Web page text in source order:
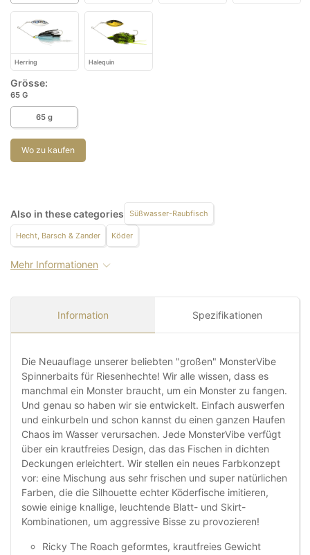
Herring Halequin
Grösse:
65 G
65 g
Wo zu kaufen
Also in these categories Süßwasser-Raubfisch
Hecht, Barsch & Zander Köder
Mehr Informationen
Information Spezifikationen
Die Neuauflage unserer beliebten "großen" MonsterVibe
Spinnerbaits für Riesenhechte! Wir alle wissen, dass es
manchmal ein Monster braucht, um ein Monster zu fangen.
Und genau so haben wir sie entwickelt. Einfach auswerfen
und einkurbeln und schon kannst du einen ganzen Haufen
Chaos im Wasser verursachen. Jede MonsterVibe verfügt
über ein krautfreies Design, das das Fischen in dichten
Deckungen erleichtert. Wir stellen ein neues Farbkonzept
vor: eine Mischung aus sehr frischen und super natürlichen
Farben, die die Silhouette echter Köderfische imitieren,
sowie einige knallige, leuchtende Blatt- und Skirt-
Kombinationen, um aggressive Bisse zu provozieren!
Ricky The Roach geformtes, krautfreies Gewicht